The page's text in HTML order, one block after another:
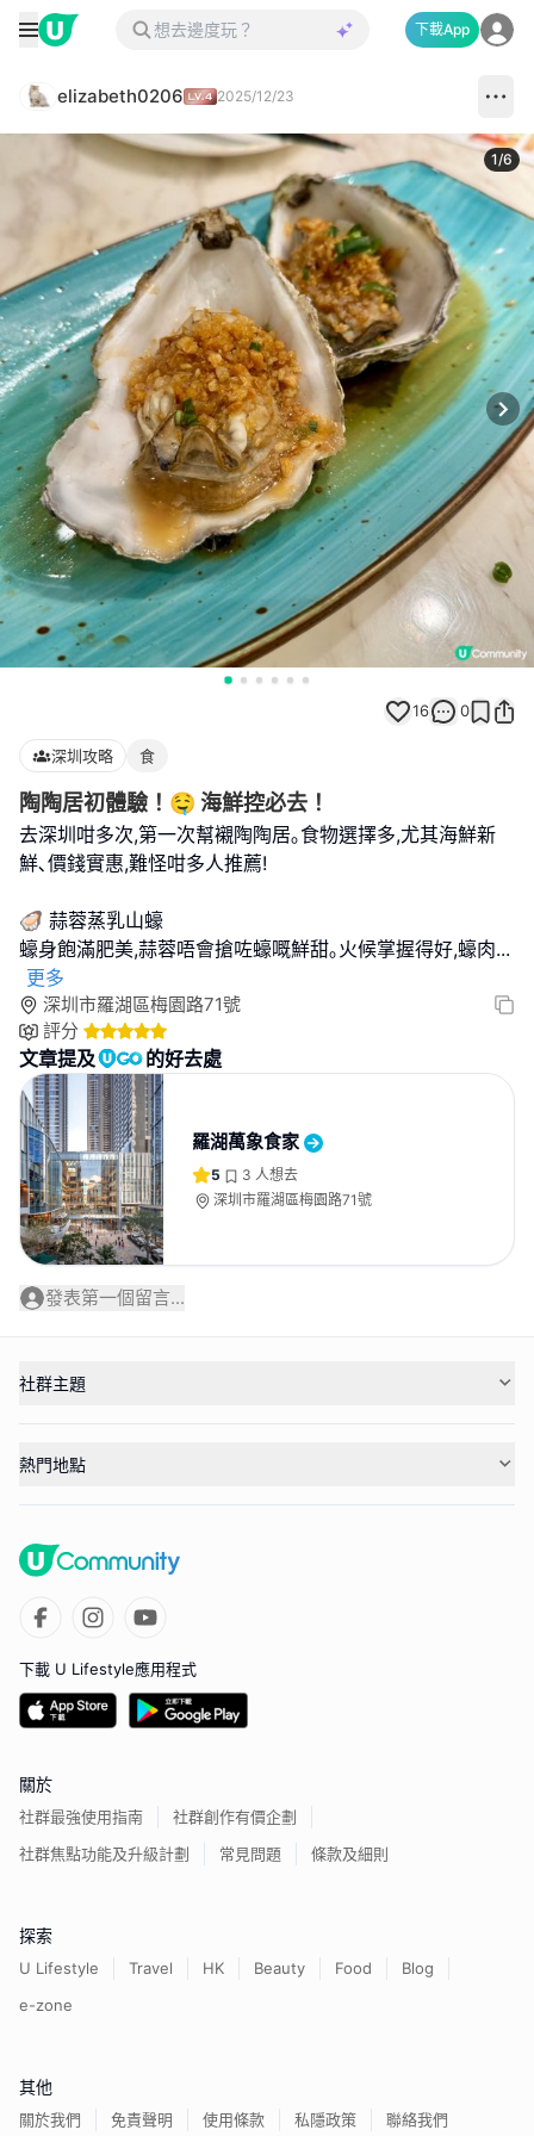
下載App
elizabeth0206 2025/12/23
1/6
16 0
深圳攻略 食
陶陶居初體驗！🤤 海鮮控必去！
去深圳咁多次,第一次幫襯陶陶居｡食物選擇多,尤其海鮮新
鮮､價錢實惠,難怪咁多人推薦!
🦪 蒜蓉蒸乳山蠔
蠔身飽滿肥美,蒜蓉唔會搶咗蠔嘅鮮甜｡火候掌握得好,蠔肉...
更多
深圳市羅湖區梅園路71號
評分
文章提及 的好去處
羅湖萬象食家
5 3 人想去
深圳市羅湖區梅園路71號
發表第一個留言...
社群主題
熱門地點
下載 U Lifestyle應用程式
關於
社群最強使用指南
社群創作有價企劃
社群焦點功能及升級計劃
常見問題 條款及細則
探索
U Lifestyle Travel HK Beauty Food
Blog
e-zone
其他
關於我們 免責聲明 使用條款 私隱政策 聯絡我們